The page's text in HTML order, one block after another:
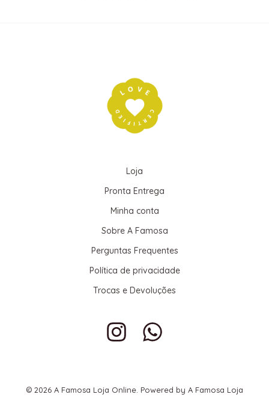
Loja
Pronta Entrega
Minha conta
Sobre A Famosa
Perguntas Frequentes
Política de privacidade
Trocas e Devoluções
© 2026 A Famosa Loja Online. Powered by A Famosa Loja